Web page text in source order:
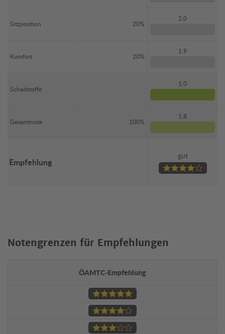
Sitzposition 20%
2,0
Komfort 20%
1,9
Schadstoffe
1,0
Gesamtnote 100%
1,8
Empfehlung
gut
Notengrenzen für Empfehlungen
ÖAMTC-Empfehlung